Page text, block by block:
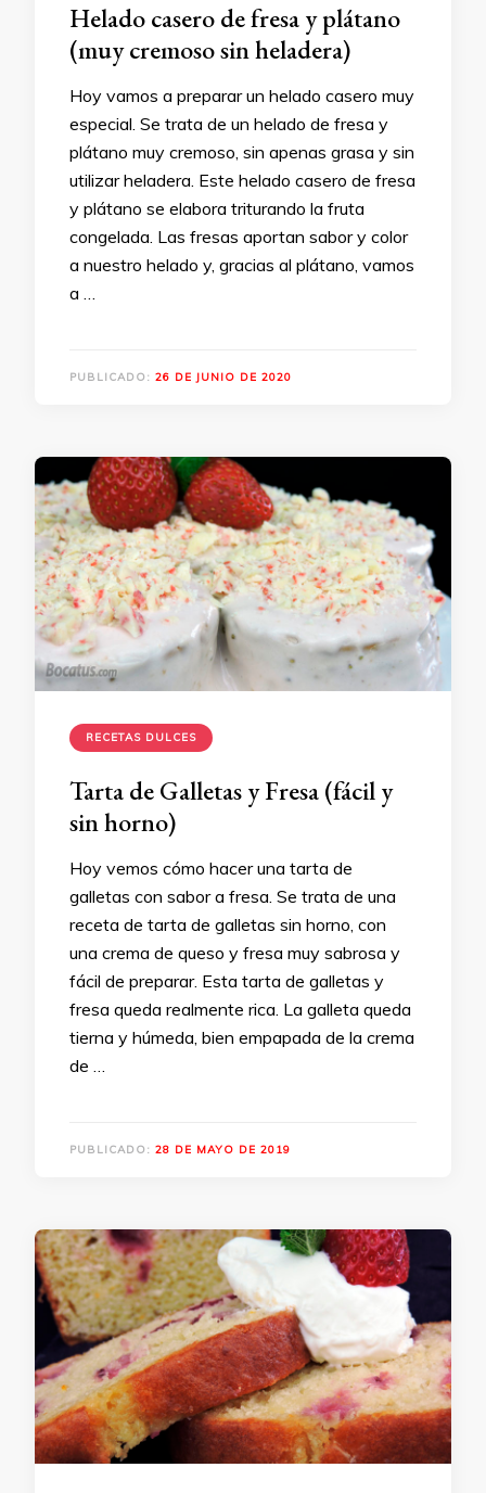
Helado casero de fresa y plátano
(muy cremoso sin heladera)
Hoy vamos a preparar un helado casero muy
especial. Se trata de un helado de fresa y
plátano muy cremoso, sin apenas grasa y sin
utilizar heladera. Este helado casero de fresa
y plátano se elabora triturando la fruta
congelada. Las fresas aportan sabor y color
a nuestro helado y, gracias al plátano, vamos
a …
PUBLICADO: 26 DE JUNIO DE 2020
RECETAS DULCES
Tarta de Galletas y Fresa (fácil y
sin horno)
Hoy vemos cómo hacer una tarta de
galletas con sabor a fresa. Se trata de una
receta de tarta de galletas sin horno, con
una crema de queso y fresa muy sabrosa y
fácil de preparar. Esta tarta de galletas y
fresa queda realmente rica. La galleta queda
tierna y húmeda, bien empapada de la crema
de …
PUBLICADO: 28 DE MAYO DE 2019